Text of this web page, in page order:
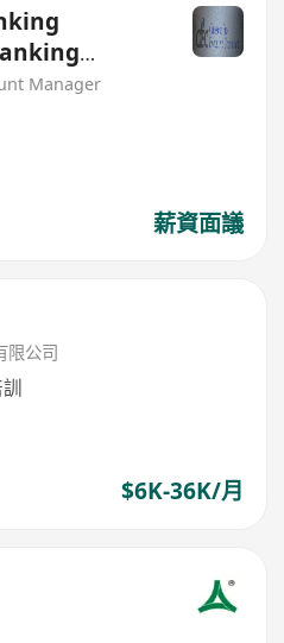
Manager
薪資面議
限公司
$6K-36K/月